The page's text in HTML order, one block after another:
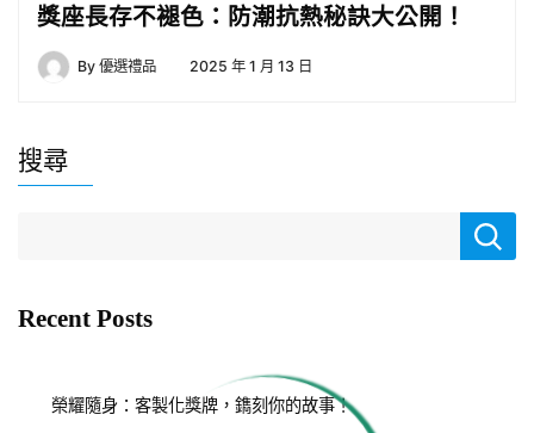
獎座長存不褪色：防潮抗熱秘訣大公開！
By 優選禮品 2025 年 1 月 13 日
搜尋
Recent Posts
榮耀隨身：客製化獎牌，鐫刻你的故事！